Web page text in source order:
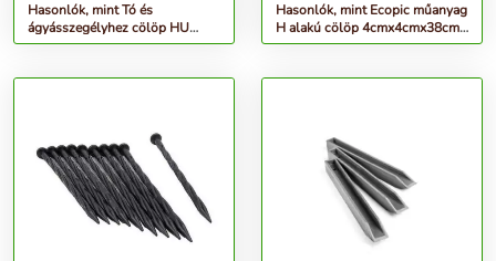
Hasonlók, mint Tó és
ágyásszegélyhez cölöp HU
35x25mm-37cm
Hasonlók, mint Ecopic műanyag
H alakú cölöp 4cmx4cmx38cm
BARNA